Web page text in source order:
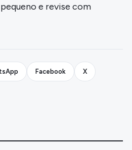
e revise com
Facebook X